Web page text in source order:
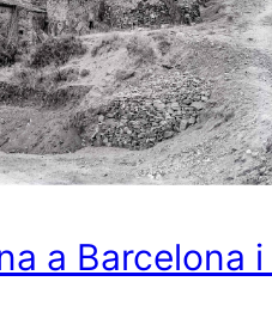
a Barcelona